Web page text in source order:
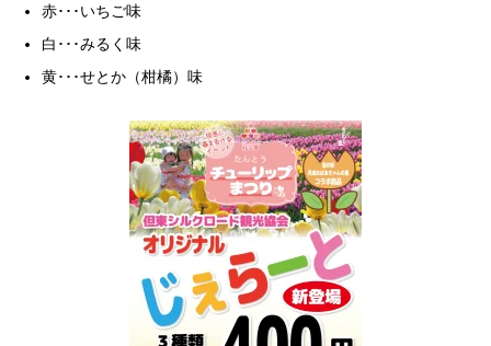
赤･･･いちご味
白･･･みるく味
黄･･･せとか（柑橘）味